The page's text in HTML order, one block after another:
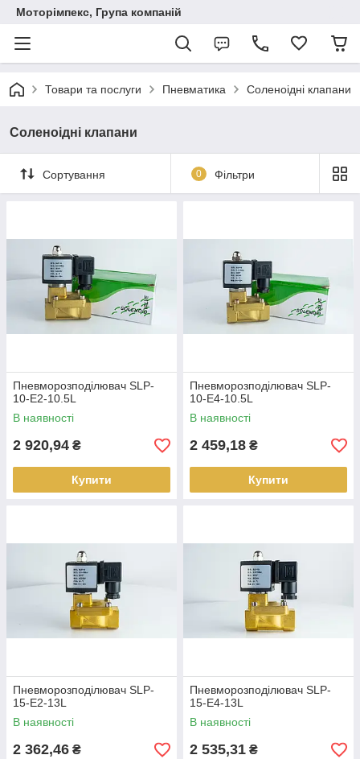
Моторімпекс, Група компаній
Товари та послуги Пневматика Соленоідні клапани
Соленоідні клапани
Сортування 0 Фільтри
Пневморозподілювач SLP-
10-E2-10.5L
В наявності
2 920,94 ₴
Купити
Пневморозподілювач SLP-
10-E4-10.5L
В наявності
2 459,18 ₴
Купити
Пневморозподілювач SLP-
15-E2-13L
В наявності
2 362,46 ₴
Пневморозподілювач SLP-
15-E4-13L
В наявності
2 535,31 ₴